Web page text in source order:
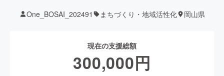
One_BOSAI_202491 まちづくり・地域活性化 岡山県
現在の支援総額
300,000円